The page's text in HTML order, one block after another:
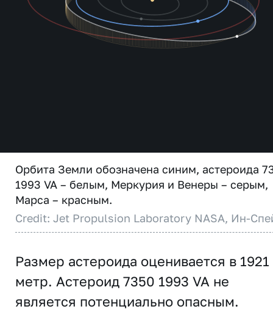
Орбита Земли обозначена синим, астероида
1993 VA – белым, Меркурия и Венеры – серым,
Марса – красным.
Credit: Jet Propulsion Laboratory NASA, Ин-
Размер астероида оценивается в 1921
метр. Астероид 7350 1993 VA не
является потенциально опасным.